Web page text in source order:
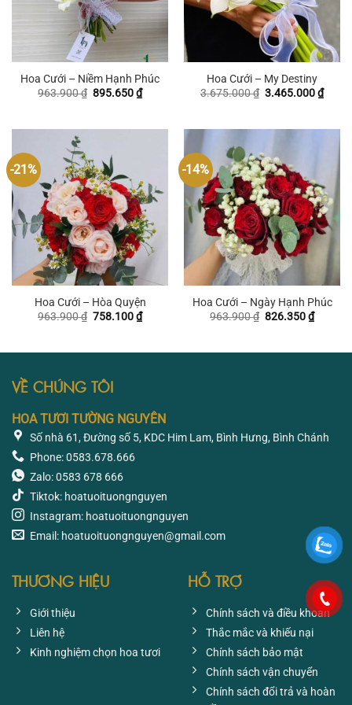
Hoa Cưới – Niềm Hạnh Phúc
963.900₫ Giá
895.650₫Giá
hiện
895.650 ₫.
Hoa Cưới – My Destiny
3.675.000₫ Giá
3.465.000₫Giá
hiện
-21%
Hoa Cưới – Hòa Quyện
963.900₫ Giá
758.100₫Giá
hiện
758.100 ₫.
-14%
Hoa Cưới – Ngày Hạnh Phúc
963.900₫ Giá
826.350₫Giá
hiện
VỀ CHÚNG TÔI
HOA TƯƠI TƯỜNG NGUYÊN
Số nhà 61, Đường số 5, KDC Him Lam, Bình Hưng, Bình Chánh
Phone: 0583.678.666
Zalo: 0583 678 666
Tiktok: hoatuoituongnguyen
Instagram: hoatuoituongnguyen
Email: hoatuoituongnguyen@gmail.com
THƯƠNG HIỆU
Giới thiệu
Liên hệ
Kinh nghiệm chọn hoa tươi
HỖ TRỢ
Chính sách và điều khoản
Thắc mắc và khiếu nại
Chính sách bảo mật
Chính sách vận chuyển
Chính sách đổi trả và hoàn